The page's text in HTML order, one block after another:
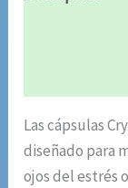
Las cápsulas
diseñado para
ojos del estrés